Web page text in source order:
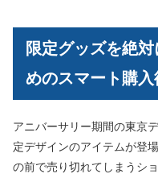
限定グッズを絶
めのスマート購入
アニバーサリー期間の東京
定デザインのアイテムが登
の前で売り切れてしまうシ